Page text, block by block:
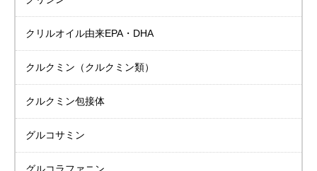
クリルオイル由来EPA・DHA
クルクミン （クルクミン類）
クルクミン包接体
グルコサミン